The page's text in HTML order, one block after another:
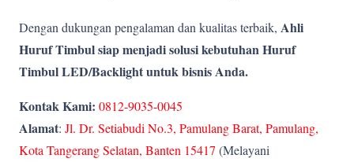
Dengan dukungan pengalaman dan kualitas terbaik, Ahli
Huruf Timbul siap menjadi solusi kebutuhan Huruf
Timbul LED/Backlight untuk bisnis Anda.
Kontak Kami: 0812-9035-0045
Alamat: Jl. Dr. Setiabudi No.3, Pamulang Barat, Pamulang,
Kota Tangerang Selatan, Banten 15417 (Melayani